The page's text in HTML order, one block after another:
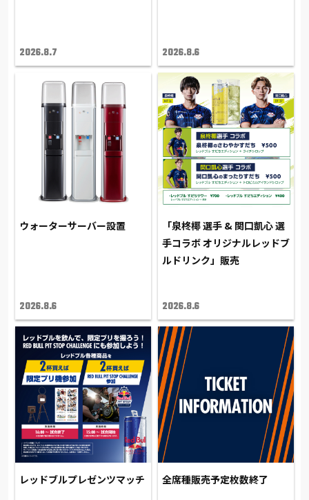
2026.8.7 2026.8.6
ウォーターサーバー設置
2026.8.6
「泉柊椰 選手 & 関口凱心 選
手コラボ オリジナルレッドブ
ルドリンク」販売
2026.8.6
レッドブルプレゼンツマッチ 全席種販売予定枚数終了